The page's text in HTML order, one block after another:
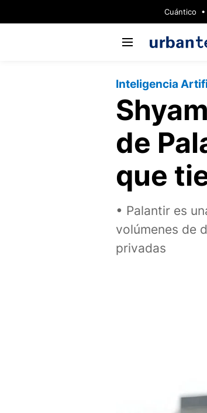
Cuántico
Inteligencia
de
que
Palantir es
volúmenes de
privadas